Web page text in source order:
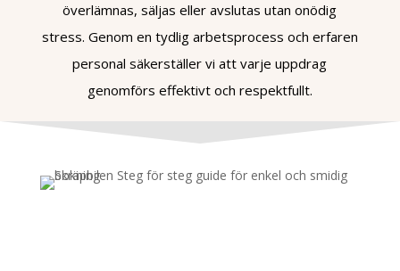
överlämnas, säljas eller avslutas utan onödig
stress. Genom en tydlig arbetsprocess och erfaren
personal säkerställer vi att varje uppdrag
genomförs effektivt och respektfullt.